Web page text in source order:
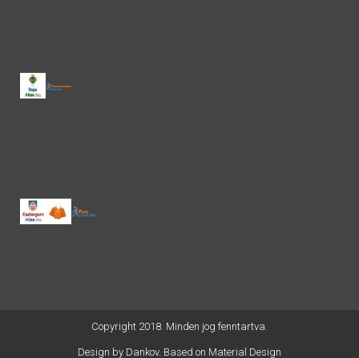
Copyright 2018. Minden jog fenntartva.
Design by Dankov. Based on Material Design